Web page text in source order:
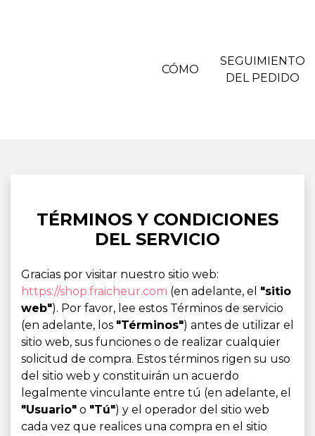
CÓMO
SEGUIMIENTO
DEL PEDIDO
TÉRMINOS Y CONDICIONES
DEL SERVICIO
Gracias por visitar nuestro sitio web:
https://shop.fraicheur.com (en adelante, el "sitio
web"). Por favor, lee estos Términos de servicio
(en adelante, los "Términos") antes de utilizar el
sitio web, sus funciones o de realizar cualquier
solicitud de compra. Estos términos rigen su uso
del sitio web y constituirán un acuerdo
legalmente vinculante entre tú (en adelante, el
"Usuario" o "Tú") y el operador del sitio web
cada vez que realices una compra en el sitio